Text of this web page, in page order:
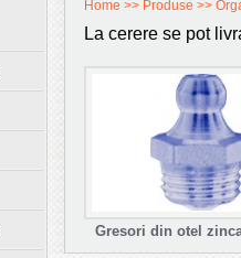
Home >> Produse >>
La cerere se pot
Gresori din otel